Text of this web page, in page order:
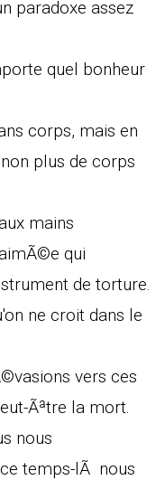
paradoxe assez
quel bonheur
corps, mais en
plus de corps
mains
qui
de torture.
ne croit dans le
vers ces
Ãªtre la mort.
nous
temps-lÃ nous